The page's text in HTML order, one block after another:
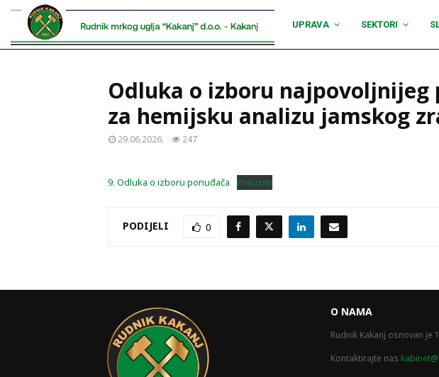
UPRAVA SEKTORI
Odluka o izboru najpovoljnijeg
za hemijsku analizu jamskog
29.06.2026. 247
9. Odluka o izboru ponuđača Preuzmi
PODIJELI 0
O NAMA
Rudnik Kakanj osnovan je
Kontaktirajte nas